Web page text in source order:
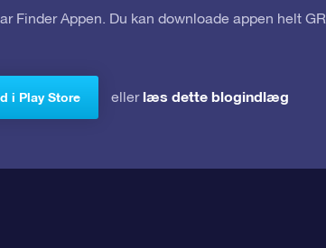
Finder Appen. Du kan downloade appen helt
i Play Store eller læs dette blogindlæg